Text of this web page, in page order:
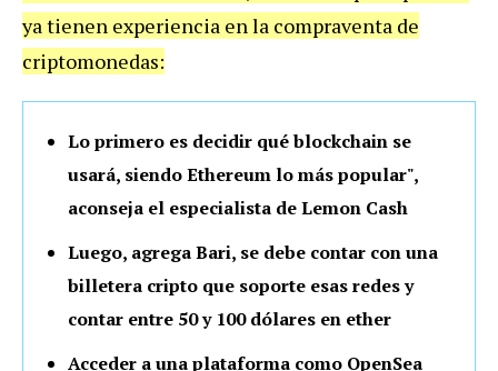
ya tienen experiencia en la compraventa de
criptomonedas:
Lo primero es decidir qué blockchain se
usará, siendo Ethereum lo más popular",
aconseja el especialista de Lemon Cash
Luego, agrega Bari, se debe contar con una
billetera cripto que soporte esas redes y
contar entre 50 y 100 dólares en ether
Acceder a una plataforma como OpenSea